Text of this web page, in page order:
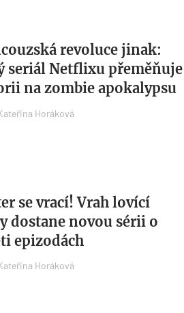
revoluce jinak:
seriál Netflixu přeměňuje
na zombie apokalypsu
Horáková
se vrací! Vrah lovící
dostane novou sérii o
epizodách
Horáková